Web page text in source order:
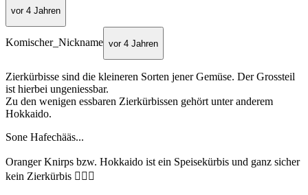
vor 4 Jahren
Komischer_Nickname vor 4 Jahren
Zierkürbisse sind die kleineren Sorten jener Gemüse. Der Grossteil
ist hierbei ungeniessbar.
Zu den wenigen essbaren Zierkürbissen gehört unter anderem
Hokkaido.
Sone Hafechääs...
Oranger Knirps bzw. Hokkaido ist ein Speisekürbis und ganz sicher
kein Zierkürbis 🤦🏼‍♀️